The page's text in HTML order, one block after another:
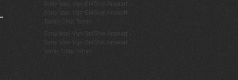
Sony Vaio Vgn-Sr45h/p Anakart –
Sony Vaio Vgn-Sr45h/p Anakart
Tamiri Chip Tamiri
Sony Vaio Vgn-Sr45h/n Anakart –
Sony Vaio Vgn-Sr45h/n Anakart
Tamiri Chip Tamiri